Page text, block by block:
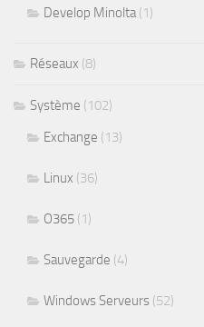
Develop Minolta(1)
Réseaux (8)
Système (102)
Exchange (13)
Linux (36)
O365 (1)
Sauvegarde (4)
Windows Serveurs (52)